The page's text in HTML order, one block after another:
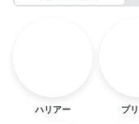
ハリアー プ